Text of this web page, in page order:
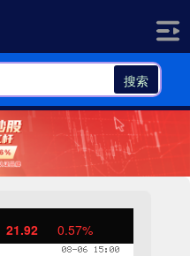
搜索
21.92 0.57%